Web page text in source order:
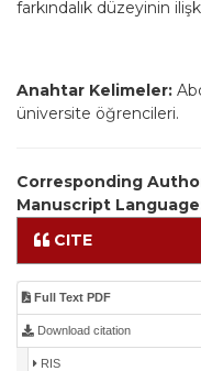
farkındalık düzeyinin
Anahtar Kelimeler:
üniversite öğrencileri.
Corresponding
Manuscript
CITE
Full Text PDF
Download citation
RIS